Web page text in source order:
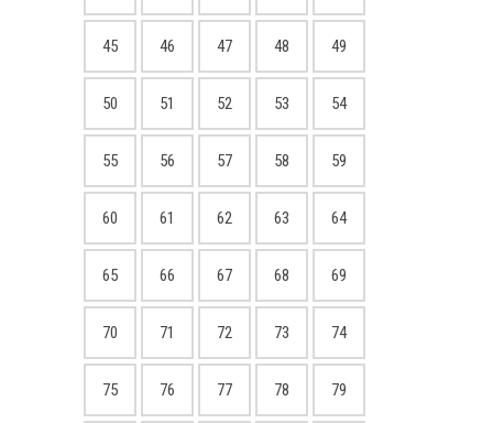
45 46 47 48 49
50 51 52 53 54
55 56 57 58 59
60 61 62 63 64
65 66 67 68 69
70 71 72 73 74
75 76 77 78 79